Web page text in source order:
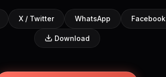
X / Twitter WhatsApp Facebook
Download